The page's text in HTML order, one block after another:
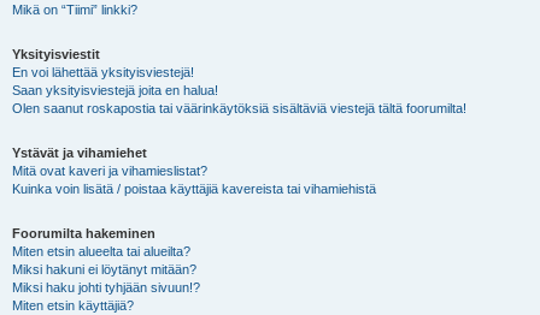
Mikä on “Tiimi” linkki?
Yksityisviestit
En voi lähettää yksityisviestejä!
Saan yksityisviestejä joita en halua!
Olen saanut roskapostia tai väärinkäytöksiä sisältäviä viestejä tältä foorumilta!
Ystävät ja vihamiehet
Mitä ovat kaveri ja vihamieslistat?
Kuinka voin lisätä / poistaa käyttäjiä kavereista tai vihamiehistä
Foorumilta hakeminen
Miten etsin alueelta tai alueilta?
Miksi hakuni ei löytänyt mitään?
Miksi haku johti tyhjään sivuun!?
Miten etsin käyttäjiä?